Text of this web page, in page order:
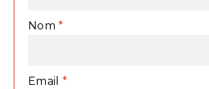
Nom
Email